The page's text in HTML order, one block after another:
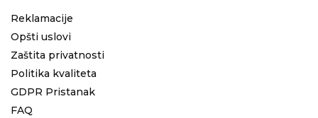
Reklamacije
Opšti uslovi
Zaštita privatnosti
Politika kvaliteta
GDPR Pristanak
FAQ